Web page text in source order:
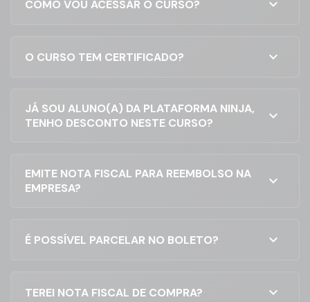
COMO VOU ACESSAR O CURSO? expand_more
O CURSO TEM CERTIFICADO? expand_more
JÁ SOU ALUNO(A) DA PLATAFORMA NINJA,
TENHO DESCONTO NESTE CURSO?
expand_more
EMITE NOTA FISCAL PARA REEMBOLSO NA
EMPRESA?
expand_more
É POSSÍVEL PARCELAR NO BOLETO? expand_more
TEREI NOTA FISCAL DE COMPRA? expand_more